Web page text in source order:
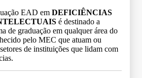
EAD em DEFICIÊNCIAS
é destinado a
de graduação em qualquer área do
pelo MEC que atuam ou
de instituições que lidam com